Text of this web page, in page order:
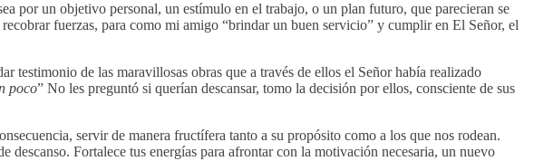
por un objetivo personal, un estímulo en el trabajo, o un plan futuro, que parecieran se
fuerzas, para como mi amigo “brindar un buen servicio” y cumplir en El Señor, el
testimonio de las maravillosas obras que a través de ellos el Señor había realizado
poco” No les preguntó si querían descansar, tomo la decisión por ellos, consciente de sus
servir de manera fructífera tanto a su propósito como a los que nos rodean.
descanso. Fortalece tus energías para afrontar con la motivación necesaria, un nuevo